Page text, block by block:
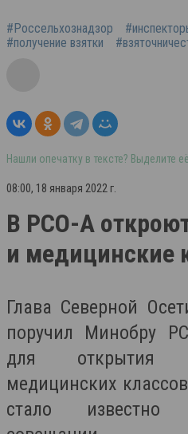
#Россельхознадзор
#получение взятки
Нашли опечатку в тексте? Выделите
08:00, 18 января 2022 г.
В РСО-А
и медицинские
Глава Северной
поручил Минобру
для открытия
медицинских
стало